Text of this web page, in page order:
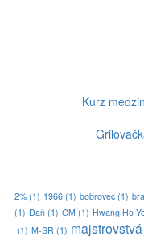
Kurz
2%(1) 1966(1) bobrovec(1)
(1) Daň (1) GM (1) Hwang Ho
(1) M-SR (1) majstrovstvá